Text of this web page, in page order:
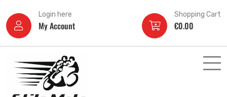
Login here
My Account
Shopping Cart
€0.00